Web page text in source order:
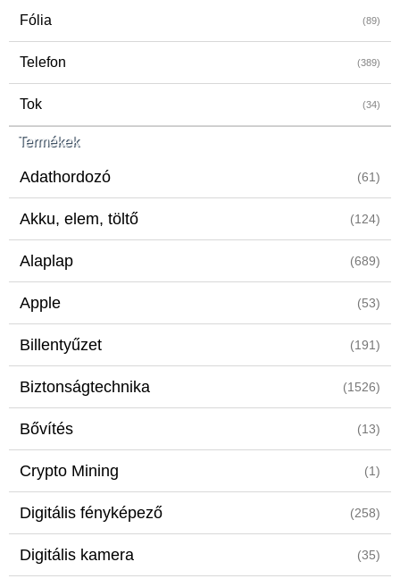
Fólia (89)
Telefon (389)
Tok (34)
Termékek
Adathordozó (61)
Akku, elem, töltő (124)
Alaplap (689)
Apple (53)
Billentyűzet (191)
Biztonságtechnika (1526)
Bővítés (13)
Crypto Mining (1)
Digitális fényképező (258)
Digitális kamera (35)